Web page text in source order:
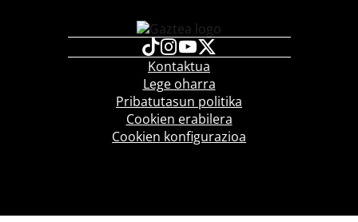
Kontaktua
Lege oharra
Pribatutasun politika
Cookien erabilera
Cookien konfigurazioa